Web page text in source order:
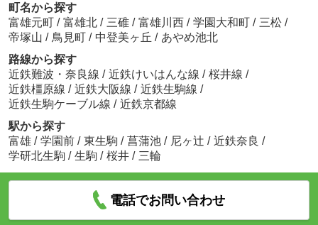
町名から探す
富雄元町 / 富雄北 / 三碓 / 富雄川西 / 学園大和町 / 三松 /
帝塚山 / 鳥見町 / 中登美ヶ丘 / あやめ池北
路線から探す
近鉄難波・奈良線 / 近鉄けいはんな線 / 桜井線 /
近鉄橿原線 / 近鉄大阪線 / 近鉄生駒線 /
近鉄生駒ケーブル線 / 近鉄京都線
駅から探す
富雄 / 学園前 / 東生駒 / 菖蒲池 / 尼ヶ辻 / 近鉄奈良 /
学研北生駒 / 生駒 / 桜井 / 三輪
電話でお問い合わせ